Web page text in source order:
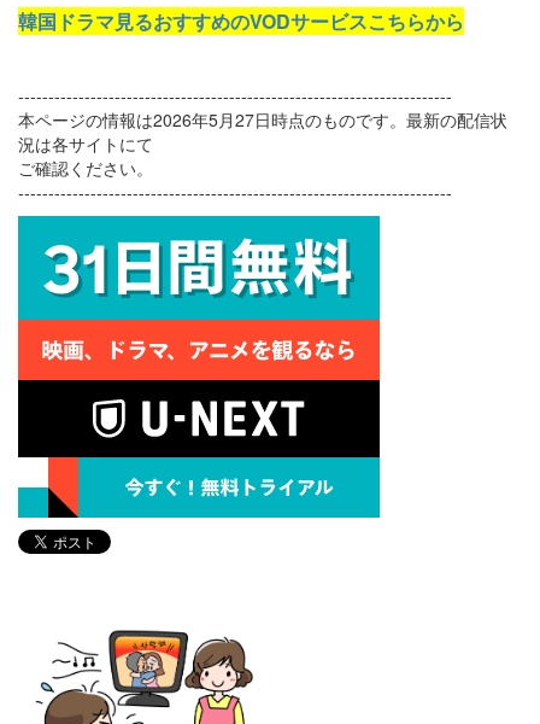
韓国ドラマ見るおすすめのVODサービスこちらから
------------------------------------------------------------------------
本ページの情報は2026年5月27日時点のものです。最新の配信状
況は各サイトにて
ご確認ください。
------------------------------------------------------------------------